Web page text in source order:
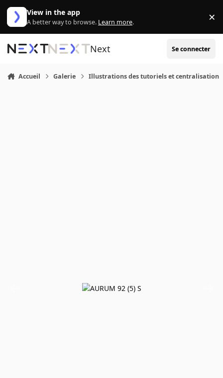
Aller au contenu
View in the app
A better way to browse. Learn more. ×
Next Se connecter
Accueil Galerie Illustrations des tutoriels et centralisation